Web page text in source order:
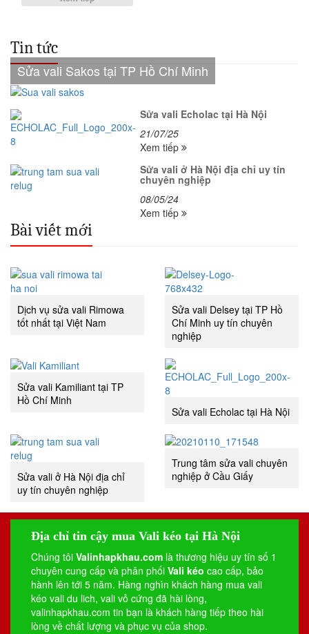
Tin tức
Sửa vali Sakos tại TP Hồ Chí Minh
Sửa vali Echolac tại Hà Nội
21/07/25
Xem tiếp
Sửa vali ở Hà Nội địa chỉ uy tín
chuyên nghiệp
08/05/24
Xem tiếp
Bài viết mới
Dịch vụ sửa vali Rimowa
tốt nhất tại Việt Nam
Sửa vali Delsey tại TP Hồ
Chí Minh uy tín chuyên
nghiệp
Sửa vali Kamiliant tại TP
Hồ Chí Minh
Sửa vali Echolac tại Hà Nội
Sửa vali ở Hà Nội địa chỉ
uy tín chuyên nghiệp
Trung tâm sửa vali chuyên
nghiệp ở Cầu Giấy
Địa chỉ tin cậy mua Vali kéo tại Hà Nội
Chúng tôi Valinhapkhau.com là thương hiệu uy tín số 1
chuyên cung cấp và phân phối Vali kéo cao cấp, bảo
hành lên tới 5 năm. Hàng nghìn khách hàng mua vali
kéo vali du lich, vali vỏ cứng đã hài lòng,
valinhapkhau.com tin bạn là khách hàng tiếp theo hài
lòng về chất lượng và phục vụ của shop.